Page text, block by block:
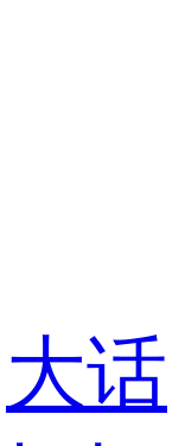
大话